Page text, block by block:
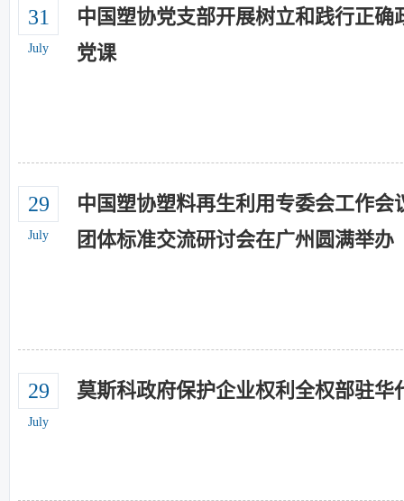
31
July
中国塑协党支部开展树立和践行正确
党课
29
July
中国塑协塑料再生利用专委会工作会
团体标准交流研讨会在广州圆满举办
29
July
莫斯科政府保护企业权利全权部驻华